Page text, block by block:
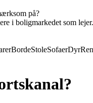
på?
i boligmarkedet som
BordeStoleSofaerDyr